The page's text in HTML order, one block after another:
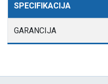
SPECIFIKACIJA
GARANCIJA